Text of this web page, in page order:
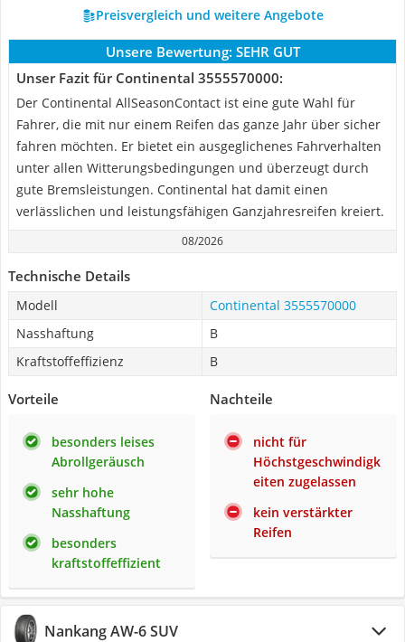
Preisvergleich und weitere Angebote
Unsere Bewertung: SEHR GUT
Unser Fazit für Continental 3555570000:
Der Continental AllSeasonContact ist eine gute Wahl für
Fahrer, die mit nur einem Reifen das ganze Jahr über sicher
fahren möchten. Er bietet ein ausgeglichenes Fahrverhalten
unter allen Witterungsbedingungen und überzeugt durch
gute Bremsleistungen. Continental hat damit einen
verlässlichen und leistungsfähigen Ganzjahresreifen kreiert.
08/2026
Technische Details
Modell
Continental 3555570000
Nasshaftung
B
Kraftstoffeffizienz
B
Vorteile
besonders leises
Abrollgeräusch
sehr hohe
Nasshaftung
besonders
kraftstoffeffizient
Nachteile
nicht für
Höchstgeschwindigk
eiten zugelassen
kein verstärkter
Reifen
Nankang AW-6 SUV